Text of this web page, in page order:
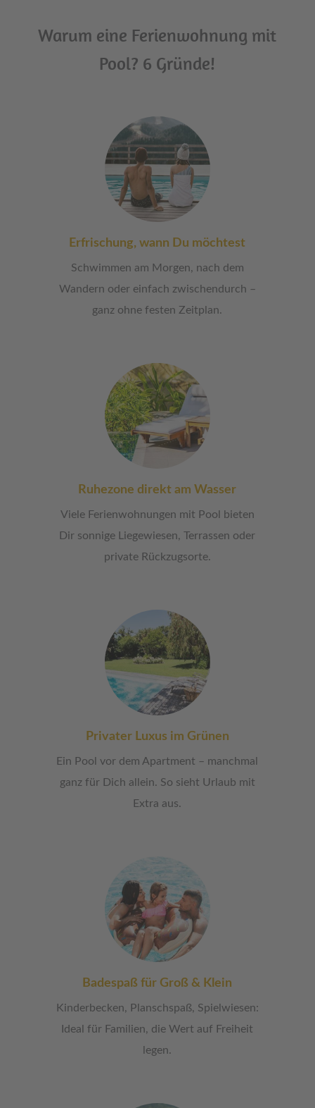
Warum eine Ferienwohnung mit
Pool? 6 Gründe!
Erfrischung, wann Du möchtest
Schwimmen am Morgen, nach dem
Wandern oder einfach zwischendurch –
ganz ohne festen Zeitplan.
Ruhezone direkt am Wasser
Viele Ferienwohnungen mit Pool bieten
Dir sonnige Liegewiesen, Terrassen oder
private Rückzugsorte.
Privater Luxus im Grünen
Ein Pool vor dem Apartment – manchmal
ganz für Dich allein. So sieht Urlaub mit
Extra aus.
Badespaß für Groß & Klein
Kinderbecken, Planschspaß, Spielwiesen:
Ideal für Familien, die Wert auf Freiheit
legen.